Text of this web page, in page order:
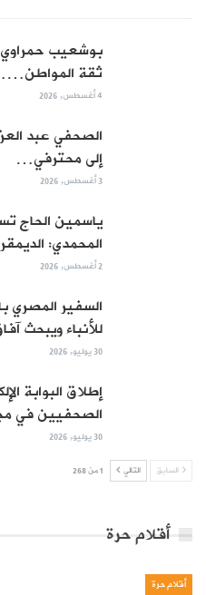
بوشعيب حمراوي:
ثقة
4 أغسطس, 2026
الصحفي عبد
إلى محترفي…
3 أغسطس, 2026
ياسمين الحاج
المحمدي:
2 أغسطس, 2026
السفير المصري
للأنباء ويبحث
30 يوليو, 2026
إطلاق البوابة
الصحفيين في
30 يوليو, 2026
السابق التالي 1 من 268
أقلام حرة
أقلام حرة